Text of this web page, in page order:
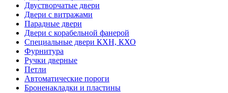
Двустворчатые двери
Двери с витражами
Парадные двери
Двери с корабельной фанерой
Специальные двери КХН, КХО
Фурнитура
Ручки дверные
Петли
Автоматические пороги
Броненакладки и пластины